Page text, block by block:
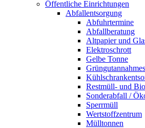
Öffentliche Einrichtungen
Abfallentsorgung
Abfuhrtermine
Abfallberatung
Altpapier und
Elektroschrott
Gelbe Tonne
Restmüll- und
Sonderabfall /
Sperrmüll
Wertstoffzentrum
Mülltonnen